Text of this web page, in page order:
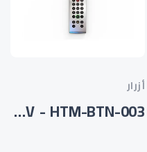
أزرار
HTM-733-MEGA7V - HTM-BTN-003